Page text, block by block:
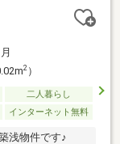
2）
二人暮らし
インターネット無料
浅物件です♪